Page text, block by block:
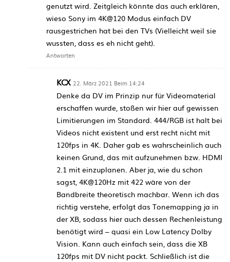
genutzt wird. Zeitgleich könnte das auch erklären,
wieso Sony im 4K@120 Modus einfach DV
rausgestrichen hat bei den TVs (Vielleicht weil sie
wussten, dass es eh nicht geht).
Antworten
KCX 22. März 2021 Beim 14:24
Denke da DV im Prinzip nur für Videomaterial
erschaffen wurde, stoßen wir hier auf gewissen
Limitierungen im Standard. 444/RGB ist halt bei
Videos nicht existent und erst recht nicht mit
120fps in 4K. Daher gab es wahrscheinlich auch
keinen Grund, das mit aufzunehmen bzw. HDMI
2.1 mit einzuplanen. Aber ja, wie du schon
sagst, 4K@120Hz mit 422 wäre von der
Bandbreite theoretisch machbar. Wenn ich das
richtig verstehe, erfolgt das Tonemapping ja in
der XB, sodass hier auch dessen Rechenleistung
benötigt wird – quasi ein Low Latency Dolby
Vision. Kann auch einfach sein, dass die XB
120fps mit DV nicht packt. Schließlich ist die